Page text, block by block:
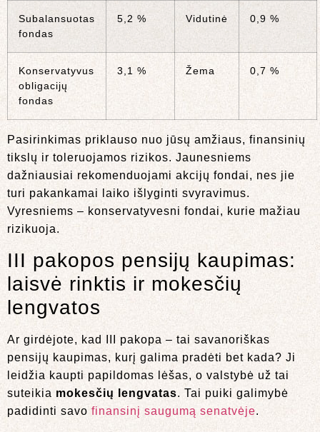
Subalansuotas
fondas
5,2 % Vidutinė 0,9 %
Konservatyvus
obligacijų
fondas
3,1 % Žema 0,7 %
Pasirinkimas priklauso nuo jūsų amžiaus, finansinių
tikslų ir toleruojamos rizikos. Jaunesniems
dažniausiai rekomenduojami akcijų fondai, nes jie
turi pakankamai laiko išlyginti svyravimus.
Vyresniems – konservatyvesni fondai, kurie mažiau
rizikuoja.
III pakopos pensijų kaupimas:
laisvė rinktis ir mokesčių
lengvatos
Ar girdėjote, kad III pakopa – tai savanoriškas
pensijų kaupimas, kurį galima pradėti bet kada? Ji
leidžia kaupti papildomas lėšas, o valstybė už tai
suteikia mokesčių lengvatas. Tai puiki galimybė
padidinti savo finansinį saugumą senatvėje.